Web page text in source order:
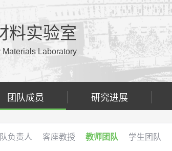
料实验室
Laboratory
团队成员 研究进展
负责人 客座教授 教师团队 学生团队